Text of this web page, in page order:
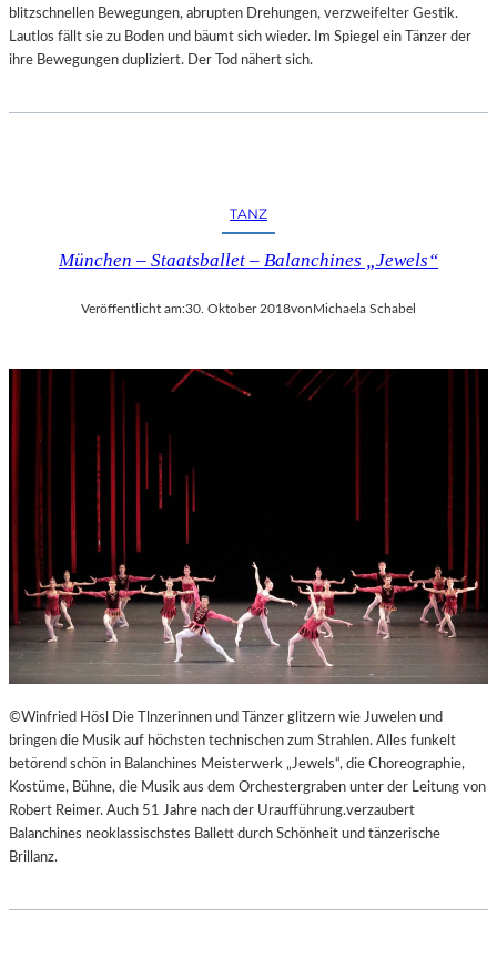
blitzschnellen Bewegungen, abrupten Drehungen, verzweifelter Gestik.
Lautlos fällt sie zu Boden und bäumt sich wieder. Im Spiegel ein Tänzer der
ihre Bewegungen dupliziert. Der Tod nähert sich.
TANZ
München – Staatsballet – Balanchines „Jewels“
Veröffentlicht am:30. Oktober 2018von Michaela Schabel
©Winfried Hösl Die Tlnzerinnen und Tänzer glitzern wie Juwelen und
bringen die Musik auf höchsten technischen zum Strahlen. Alles funkelt
betörend schön in Balanchines Meisterwerk „Jewels“, die Choreographie,
Kostüme, Bühne, die Musik aus dem Orchestergraben unter der Leitung von
Robert Reimer. Auch 51 Jahre nach der Uraufführung.verzaubert
Balanchines neoklassischstes Ballett durch Schönheit und tänzerische
Brillanz.